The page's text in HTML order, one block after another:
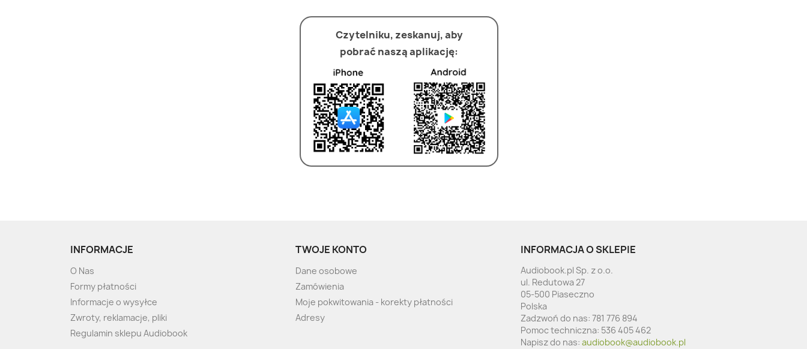
Czytelniku, zeskanuj, aby
pobrać naszą aplikację:
INFORMACJE
O Nas
Formy płatności
Informacje o wysyłce
Zwroty, reklamacje, pliki
Regulamin sklepu Audiobook
TWOJE KONTO
Dane osobowe
Zamówienia
Moje pokwitowania - korekty płatności
Adresy
INFORMACJA O SKLEPIE
Audiobook.pl Sp. z o.o.
ul. Redutowa 27
05-500 Piaseczno
Polska
Zadzwoń do nas: 781 776 894
Pomoc techniczna: 536 405 462
Napisz do nas: audiobook@audiobook.pl